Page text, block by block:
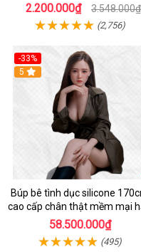
2.200.000₫ 3.548.000₫
(2,756)
-33%
5
Búp bê tình dục silicone
cao cấp chân thật mềm mại
dẫn
58.500.000₫
(495)